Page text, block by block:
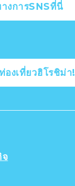
างการSNSที่นี่
องเที่ยวฮิโรชิม่า!
จ